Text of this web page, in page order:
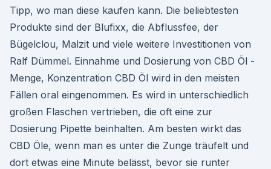
Tipp, wo man diese kaufen kann. Die beliebtesten
Produkte sind der Blufixx, die Abflussfee, der
Bügelclou, Malzit und viele weitere Investitionen von
Ralf Dümmel. Einnahme und Dosierung von CBD Öl -
Menge, Konzentration CBD Öl wird in den meisten
Fällen oral eingenommen. Es wird in unterschiedlich
großen Flaschen vertrieben, die oft eine zur
Dosierung Pipette beinhalten. Am besten wirkt das
CBD Öle, wenn man es unter die Zunge träufelt und
dort etwas eine Minute belässt, bevor sie runter